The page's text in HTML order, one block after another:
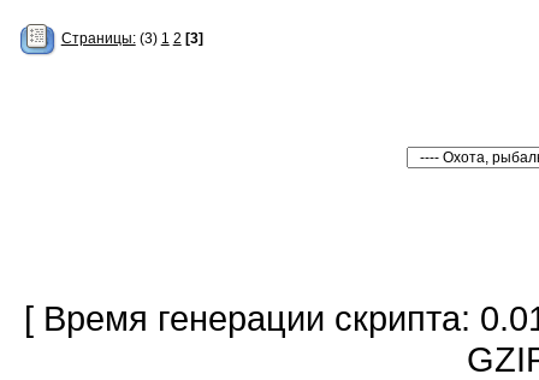
Страницы:(3) 1 2 [3]
[ Время генерации скрипта: